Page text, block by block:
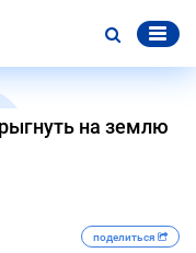
на землю
поделиться